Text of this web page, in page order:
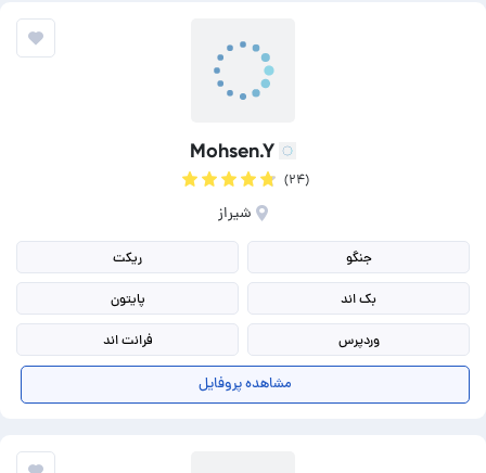
Mohsen.Y
(۲۴)
شیراز
جنگو ریکت
بک اند پایتون
وردپرس فرانت اند
مشاهده پروفایل